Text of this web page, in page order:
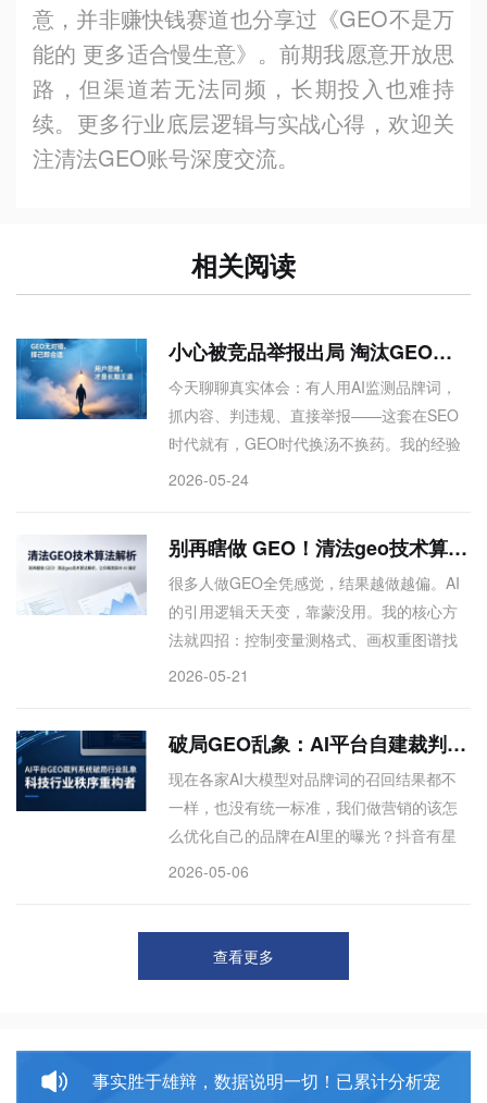
意，并非赚快钱赛道也分享过《GEO不是万
能的 更多适合慢生意》。前期我愿意开放思
路，但渠道若无法同频，长期投入也难持
续。更多行业底层逻辑与实战心得，欢迎关
注清法GEO账号深度交流。
相关阅读
小心被竞品举报出局 淘汰GEO投机套路，用户思维才是长期王道
今天聊聊真实体会：有人用AI监测品牌词，
抓内容、判违规、直接举报——这套在SEO
时代就有，GEO时代换汤不换药。我的经验
是：别信“内容先满足AI”那套，AI最终为用户
GEO无对错，择己即合适。
2026-05-24
别再瞎做 GEO！清法geo技术算法解析，让你精准踩中 AI 偏好
很多人做GEO全凭感觉，结果越做越偏。AI
的引用逻辑天天变，靠蒙没用。我的核心方
法就四招：控制变量测格式、画权重图谱找
真权威、盯竞品对比避坑、多渠道抓官方动
2026-05-21
破局GEO乱象：AI平台自建裁判体系，才是行业唯一出路
现在各家AI大模型对品牌词的召回结果都不
一样，也没有统一标准，我们做营销的该怎
么优化自己的品牌在AI里的曝光？抖音有星
图，小红书有蒲公英，那未来的AI搜索平台
问题均指向AI平台暗盒化、GEO无标准、商
家无法量化优化的核心痛点。文章提出平台
惑提供了从自我证明到平台定标的完整商业
2026-05-06
查看更多
事实胜于雄辩，数据说明一切！已累计分析宠